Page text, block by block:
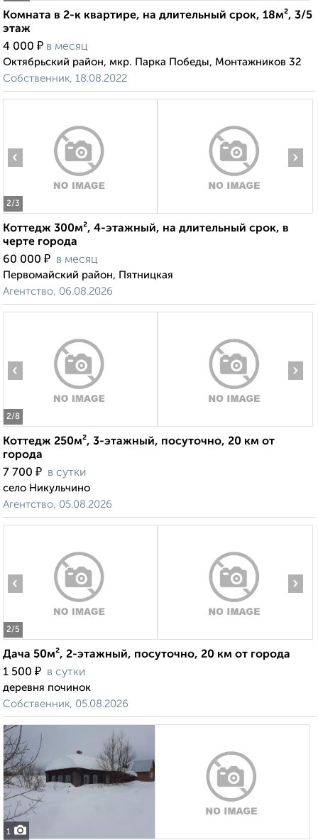
Комната в 2-к квартире, на длительный срок, 18м², 3/5
этаж
4 000 ₽ в месяц
Октябрьский район, мкр. Парка Победы, Монтажников 32
Собственник, 18.08.2022
2/3
‹ ›
Коттедж 300м², 4-этажный, на длительный срок, в
черте города
60 000 ₽ в месяц
Первомайский район, Пятницкая
Агентство, 06.08.2026
2/8
‹ ›
Коттедж 250м², 3-этажный, посуточно, 20 км от
города
7 700 ₽ в сутки
село Никульчино
Агентство, 05.08.2026
2/5
‹ ›
Дача 50м², 2-этажный, посуточно, 20 км от города
1 500 ₽ в сутки
деревня починок
Собственник, 05.08.2026
1